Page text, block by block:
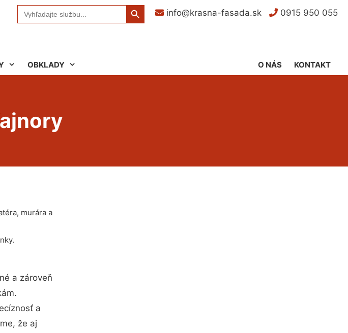
Search
for:
Search Button
info@krasna-fasada.sk
0915 950 055
OBKLADY KONTAKT
O NÁS
murára a
a zároveň
a
že aj